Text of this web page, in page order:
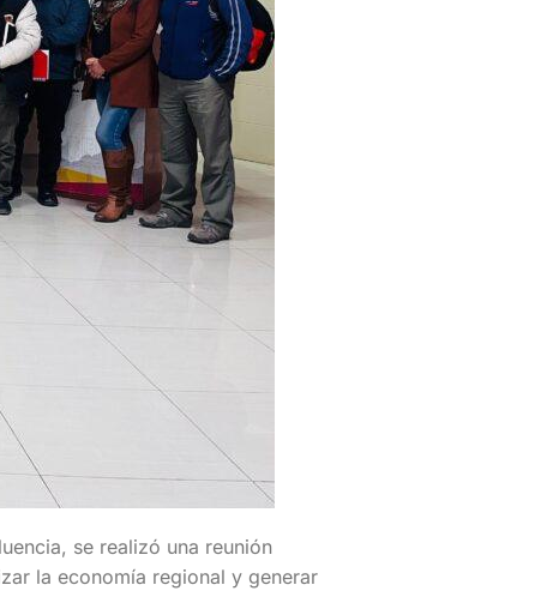
se realizó una reunión
la economía regional y generar